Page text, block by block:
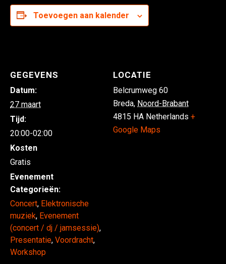
Toevoegen aan kalender
GEGEVENS
Datum:
27 maart
Tijd:
20:00-02:00
Kosten
Gratis
Evenement
Categorieën:
Concert, Elektronische
muziek, Evenement
(concert / dj / jamsessie),
Presentatie, Voordracht,
Workshop
LOCATIE
Belcrumweg 60
Breda, Noord-Brabant
4815 HA Netherlands +
Google Maps